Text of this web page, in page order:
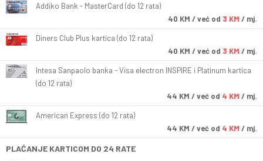
Addiko Bank - MasterCard (do 12 rata)
40 KM / već od 3 KM / mj.
Diners Club Plus kartica (do 12 rata)
40 KM / već od 3 KM / mj.
Intesa Sanpaolo banka - Visa electron INSPIRE i Platinum kartica
(do 12 rata)
44 KM / već od 4 KM / mj.
American Express (do 12 rata)
44 KM / već od 4 KM / mj.
PLAĆANJE KARTICOM DO 24 RATE